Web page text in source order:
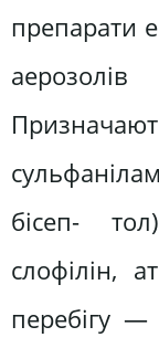
препарати
бісеп-
слофілін,
перебігу —